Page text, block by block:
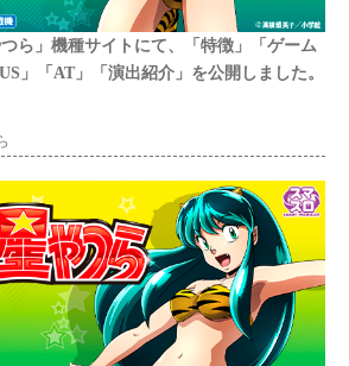
ら」機種サイトにて、「特徴」「ゲーム
」「AT」「演出紹介」を公開しました。